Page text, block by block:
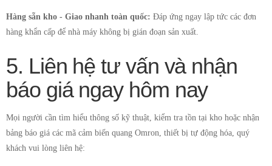
Hàng sẵn kho - Giao nhanh toàn quốc: Đáp ứng ngay lập tức các đơn
hàng khẩn cấp để nhà máy không bị gián đoạn sản xuất.
5. Liên hệ tư vấn và nhận
báo giá ngay hôm nay
Mọi người cần tìm hiểu thông số kỹ thuật, kiểm tra tồn tại kho hoặc nhận
bảng báo giá các mã cảm biến quang Omron, thiết bị tự động hóa, quý
khách vui lòng liên hệ: